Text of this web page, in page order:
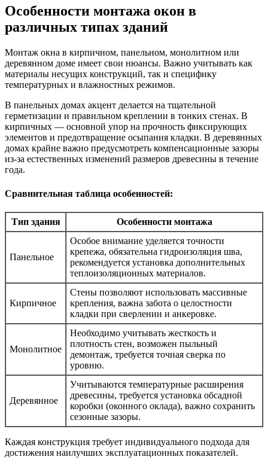
Особенности монтажа окон в
различных типах зданий
Монтаж окна в кирпичном, панельном, монолитном или
деревянном доме имеет свои нюансы. Важно учитывать как
материалы несущих конструкций, так и специфику
температурных и влажностных режимов.
В панельных домах акцент делается на тщательной
герметизации и правильном креплении в тонких стенах. В
кирпичных — основной упор на прочность фиксирующих
элементов и предотвращение осыпания кладки. В деревянных
домах крайне важно предусмотреть компенсационные зазоры
из-за естественных изменений размеров древесины в течение
года.
Сравнительная таблица особенностей:
Тип здания Особенности монтажа
Панельное
Особое внимание уделяется точности
крепежа, обязательна гидроизоляция шва,
рекомендуется установка дополнительных
теплоизоляционных материалов.
Кирпичное
Стены позволяют использовать массивные
крепления, важна забота о целостности
кладки при сверлении и анкеровке.
Монолитное
Необходимо учитывать жесткость и
плотность стен, возможен пыльный
демонтаж, требуется точная сверка по
уровню.
Деревянное
Учитываются температурные расширения
древесины, требуется установка обсадной
коробки (оконного оклада), важно сохранить
сезонные зазоры.
Каждая конструкция требует индивидуального подхода для
достижения наилучших эксплуатационных показателей.